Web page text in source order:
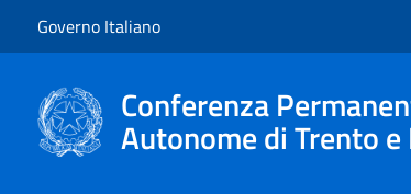
Governo Italiano
Conferenza
Autonome di Trento e